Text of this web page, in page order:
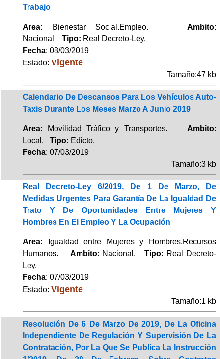
Trabajo
Area: Bienestar Social,Empleo. Ambito:
Nacional. Tipo: Real Decreto-Ley.
Fecha: 08/03/2019
Estado: Vigente
Tamaño:47 kb
Calendario De Descansos Para Los Vehículos Auto-
Taxis Durante Los Meses Marzo A Junio 2019
Area: Movilidad Tráfico y Transportes. Ambito:
Local. Tipo: Edicto.
Fecha: 07/03/2019
Tamaño:3 kb
Real Decreto-Ley 6/2019, De 1 De Marzo, De
Medidas Urgentes Para Garantía De La Igualdad De
Trato Y De Oportunidades Entre Mujeres Y
Hombres En El Empleo Y La Ocupación
Area: Igualdad entre Mujeres y Hombres,Recursos
Humanos. Ambito: Nacional. Tipo: Real Decreto-
Ley.
Fecha: 07/03/2019
Estado: Vigente
Tamaño:1 kb
Resolución De 6 De Marzo De 2019, De La Oficina
Independiente De Regulación Y Supervisión De La
Contratación, Por La Que Se Publica La Instrucción